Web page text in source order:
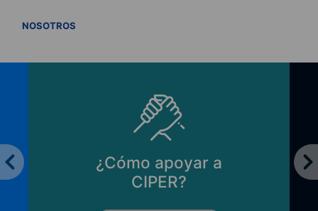
NOSOTROS
¿Cómo apoyar a
CIPER?